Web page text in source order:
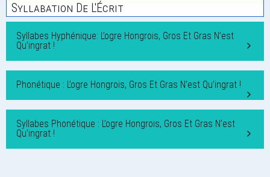
Syllabation De L'Écrit
Syllabes Hyphénique: L’ogre Hongrois, Gros Et Gras N’est
Qu’ingrat !
Phonétique : L’ogre Hongrois, Gros Et Gras N’est Qu’ingrat !
Syllabes Phonétique : L’ogre Hongrois, Gros Et Gras N’est
Qu’ingrat !